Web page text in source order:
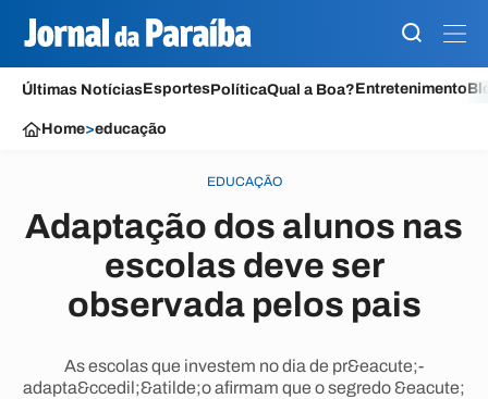
Últimas NotíciasEsportesPolíticaQual a Boa?Entretenimento
Home>educação
EDUCAÇÃO
Adaptação dos alunos nas
escolas deve ser
observada pelos pais
As escolas que investem no dia de pr&eacute;-
adapta&ccedil;&atilde;o afirmam que o segredo &eacute;